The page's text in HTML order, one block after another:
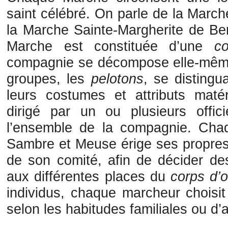
saint célébré. On parle de la
la Marche Sainte-Margherite de
Marche est constituée d’une
compagnie se décompose elle-
groupes, les pelotons, se
leurs costumes et attributs
dirigé par un ou plusieurs
l’ensemble de la compagnie.
Sambre et Meuse érige ses
de son comité, afin de décider
aux différentes places du corps
individus, chaque marcheur
selon les habitudes familiales ou